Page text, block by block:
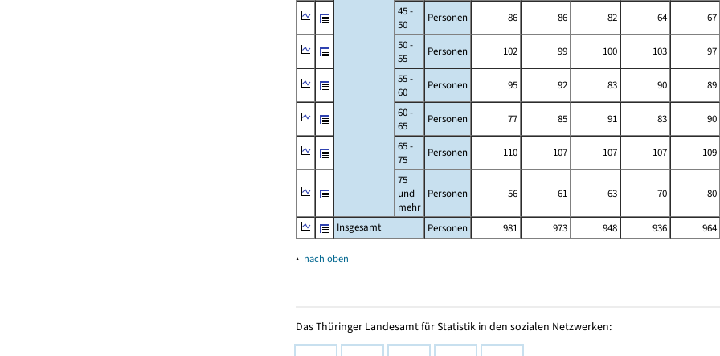
45 -
50
Personen 86 86 82 64 67
50 -
55
Personen 102 99 100 103 97
55 -
60
Personen 95 92 83 90 89
60 -
65
Personen 77 85 91 83 90
65 -
75
Personen 110 107 107 107 109
75
und
mehr
Personen 56 61 63 70 80
Insgesamt Personen 981 973 948 936 964
▴ nach oben
Das Thüringer Landesamt für Statistik in den sozialen Netzwerken: